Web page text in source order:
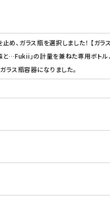
、ガラス瓶を選択しました！ 【ガ
…Fukii」の計量を兼ねた専用ボトル
ラス瓶容器になりました。